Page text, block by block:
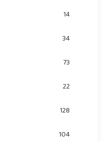
14
34
73
22
128
104